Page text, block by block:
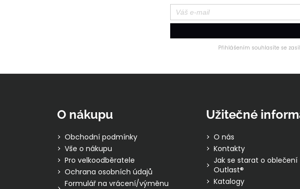
Přihlášením souhlasíte se
O nákupu
Obchodní podmínky
Vše o nákupu
Pro velkoodběratele
Ochrana osobních údajů
Formulář na vrácení/výměnu
Užitečné
O nás
Kontakty
Jak se starat o oblečení
Outlast®
Katalogy